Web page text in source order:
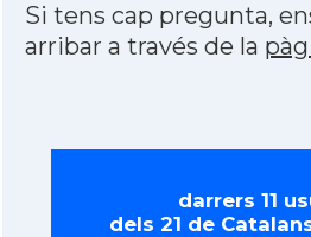
Si tens cap pregunta,
arribar a través de la
darrers 11
dels 21 de